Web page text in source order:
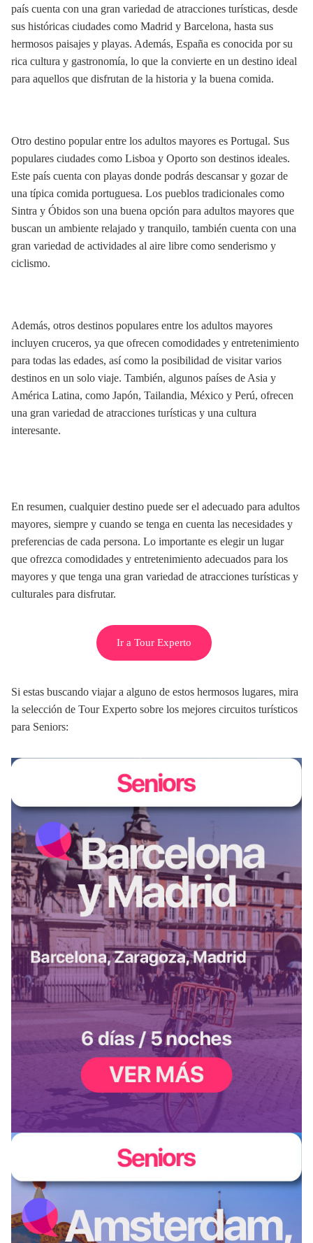
país cuenta con una gran variedad de atracciones turísticas, desde
sus históricas ciudades como Madrid y Barcelona, hasta sus
hermosos paisajes y playas. Además, España es conocida por su
rica cultura y gastronomía, lo que la convierte en un destino ideal
para aquellos que disfrutan de la historia y la buena comida.
Otro destino popular entre los adultos mayores es Portugal. Sus
populares ciudades como Lisboa y Oporto son destinos ideales.
Este país cuenta con playas donde podrás descansar y gozar de
una típica comida portuguesa. Los pueblos tradicionales como
Sintra y Óbidos son una buena opción para adultos mayores que
buscan un ambiente relajado y tranquilo, también cuenta con una
gran variedad de actividades al aire libre como senderismo y
ciclismo.
Además, otros destinos populares entre los adultos mayores
incluyen cruceros, ya que ofrecen comodidades y entretenimiento
para todas las edades, así como la posibilidad de visitar varios
destinos en un solo viaje. También, algunos países de Asia y
América Latina, como Japón, Tailandia, México y Perú, ofrecen
una gran variedad de atracciones turísticas y una cultura
interesante.
En resumen, cualquier destino puede ser el adecuado para adultos
mayores, siempre y cuando se tenga en cuenta las necesidades y
preferencias de cada persona. Lo importante es elegir un lugar
que ofrezca comodidades y entretenimiento adecuados para los
mayores y que tenga una gran variedad de atracciones turísticas y
culturales para disfrutar.
Ir a Tour Experto
Si estas buscando viajar a alguno de estos hermosos lugares, mira
la selección de Tour Experto sobre los mejores circuitos turísticos
para Seniors: